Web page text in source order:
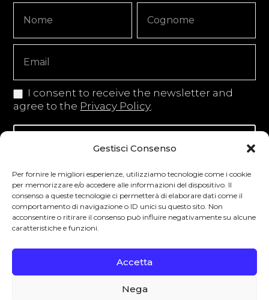
Gestisci Consenso
Per fornire le migliori esperienze, utilizziamo tecnologie come i cookie
per memorizzare e/o accedere alle informazioni del dispositivo. Il
consenso a queste tecnologie ci permetterà di elaborare dati come il
comportamento di navigazione o ID unici su questo sito. Non
acconsentire o ritirare il consenso può influire negativamente su alcune
caratteristiche e funzioni.
Accetta
Nega
Signup
Copy
I consent to receive the newsletter and
agree to the Privacy Policy.
Iscriviti alla newsletter
Degustibus invita al consumo responsabile.
La vendita di bevande alcoliche è vietata ai
Paese di residenza. L’abuso di alcol è
pericoloso per la salute.